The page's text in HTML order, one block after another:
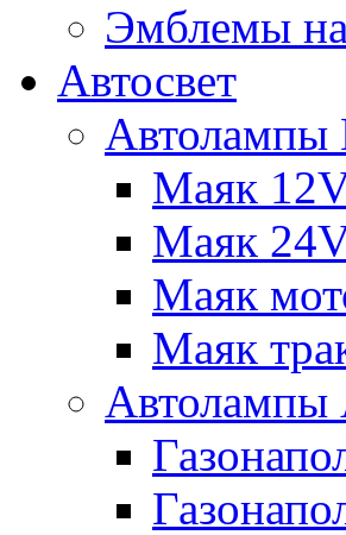
Эмблемы
Автосвет
Маяк
Маяк
Маяк
Маяк
Автолампы